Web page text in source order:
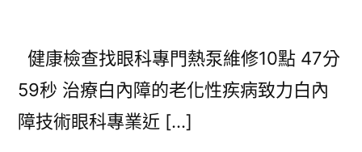
健康檢查找眼科專門熱泵維修10點 47分
59秒 治療白內障的老化性疾病致力白內
障技術眼科專業近 […]